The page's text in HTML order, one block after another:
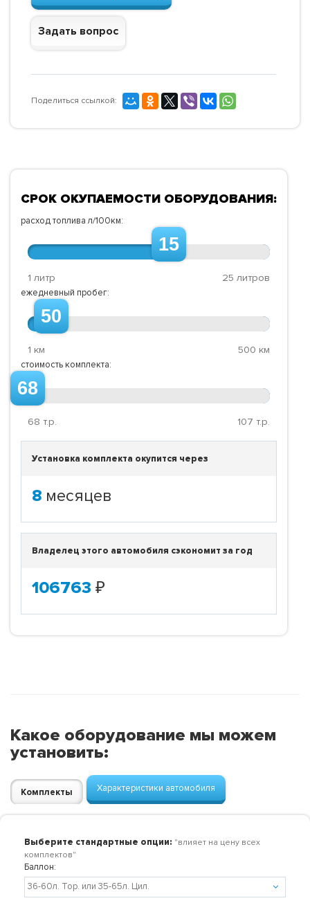
Задать вопрос
Поделиться ссылкой:
СРОК ОКУПАЕМОСТИ ОБОРУДОВАНИЯ:
расход топлива л/100км:
15
1 литр 25 литров
ежедневный пробег:
50
1 км 500 км
стоимость комплекта:
68
68 т.р. 107 т.р.
Установка комплекта окупится через
8 месяцев
Владелец этого автомобиля сэкономит за год
106763 ₽
Какое оборудование мы можем
установить:
Комплекты Характеристики автомобиля
Выберите стандартные опции: "влияет на цену всех
комплектов"
Баллон: